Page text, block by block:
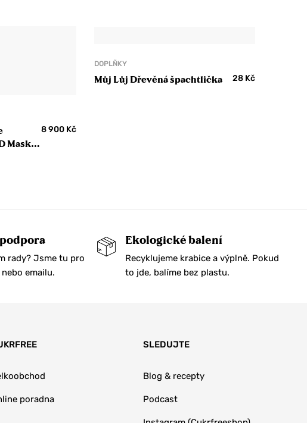
Mask
8 900 Kč
DOPLŇKY
Můj Lůj Dřevěná špachtlička 28 Kč
rady? Jsme tu pro
emailu.
Ekologické balení
Recyklujeme krabice a výplně. Pokud
to jde, balíme bez plastu.
poradna
SLEDUJTE
Blog & recepty
Podcast